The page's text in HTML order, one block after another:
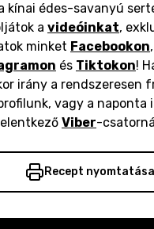
kínai édes-savanyú
a videóinkat,
minket Facebookon
és Tiktokon!
irány a rendszeresen
vagy a naponta
Viber-
Recept nyomtatása